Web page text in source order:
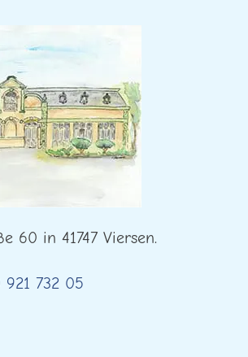
60 in 41747 Viersen.
921 732 05